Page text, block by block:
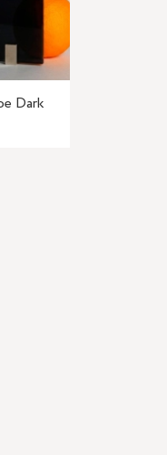
Dark